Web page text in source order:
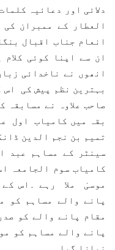
دلائی اور دعائیہ
العطار کے ممبران
انعام جناب اقبال
ان سے اپنا کوئی
انھوں نے ناخدائی
بہترین نظم پیش کی اس
صاحب علاوہ نے مسابقہ
بقہ میں کامیاب اول
تمیم بن نجم الدین
سینٹر کے مساہم عبد
کامیاب سوم الجامعہ
موسیٰ ملا رہے ۔اس
پانے والے مساہم کو
مقام پانے والے کو
پانے والے مساہم کو